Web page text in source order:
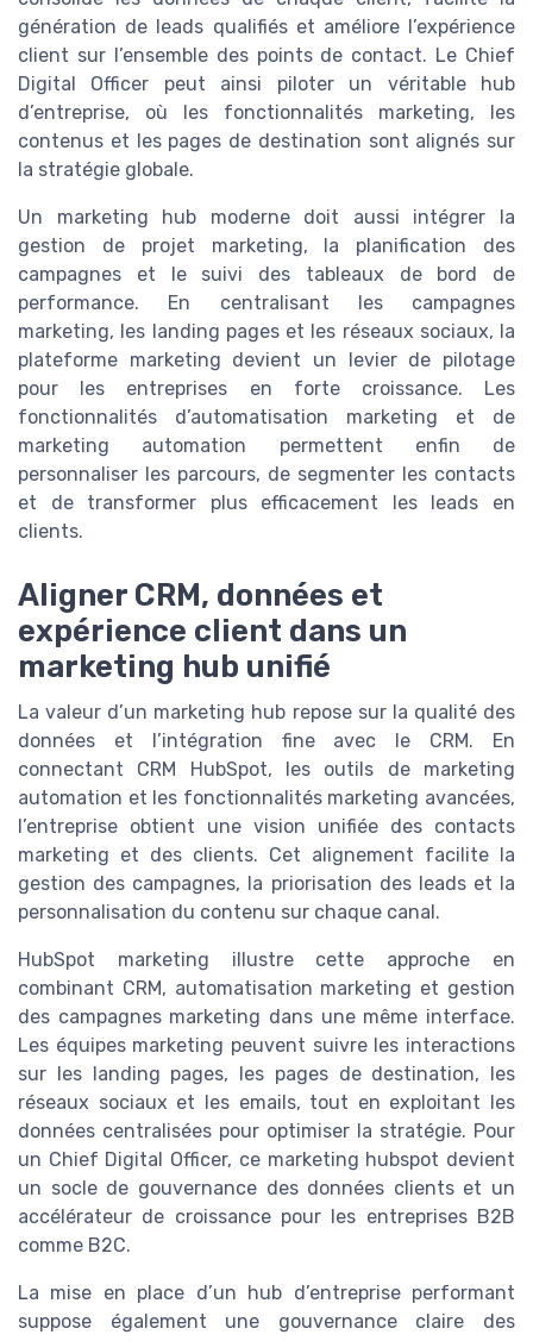
génération de leads qualifiés et améliore l’expérience
client sur l’ensemble des points de contact. Le Chief
Digital Officer peut ainsi piloter un véritable hub
d’entreprise, où les fonctionnalités marketing, les
contenus et les pages de destination sont alignés sur
la stratégie globale.
Un marketing hub moderne doit aussi intégrer la
gestion de projet marketing, la planification des
campagnes et le suivi des tableaux de bord de
performance. En centralisant les campagnes
marketing, les landing pages et les réseaux sociaux, la
plateforme marketing devient un levier de pilotage
pour les entreprises en forte croissance. Les
fonctionnalités d’automatisation marketing et de
marketing automation permettent enfin de
personnaliser les parcours, de segmenter les contacts
et de transformer plus efficacement les leads en
clients.
Aligner CRM, données et
expérience client dans un
marketing hub unifié
La valeur d’un marketing hub repose sur la qualité des
données et l’intégration fine avec le CRM. En
connectant CRM HubSpot, les outils de marketing
automation et les fonctionnalités marketing avancées,
l’entreprise obtient une vision unifiée des contacts
marketing et des clients. Cet alignement facilite la
gestion des campagnes, la priorisation des leads et la
personnalisation du contenu sur chaque canal.
HubSpot marketing illustre cette approche en
combinant CRM, automatisation marketing et gestion
des campagnes marketing dans une même interface.
Les équipes marketing peuvent suivre les interactions
sur les landing pages, les pages de destination, les
réseaux sociaux et les emails, tout en exploitant les
données centralisées pour optimiser la stratégie. Pour
un Chief Digital Officer, ce marketing hubspot devient
un socle de gouvernance des données clients et un
accélérateur de croissance pour les entreprises B2B
comme B2C.
La mise en place d’un hub d’entreprise performant
suppose également une gouvernance claire des